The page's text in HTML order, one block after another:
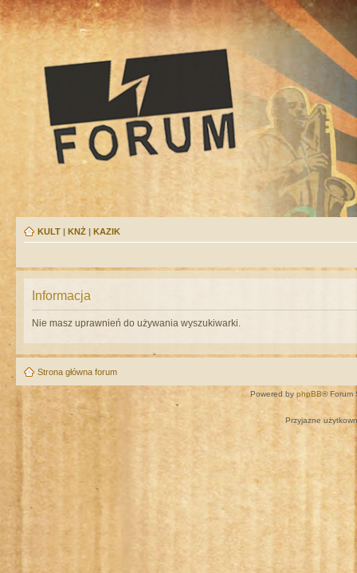
KULT | KNŻ | KAZIK
Informacja
Nie masz uprawnień do używania wyszukiwarki.
Strona główna forum
Powered by phpBB® Forum
Przyjazne